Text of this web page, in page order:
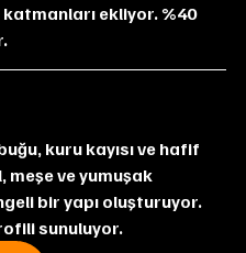
ekliyor. %40
meşe ve yumuşak
bir yapı oluşturuyor.
sunuluyor.